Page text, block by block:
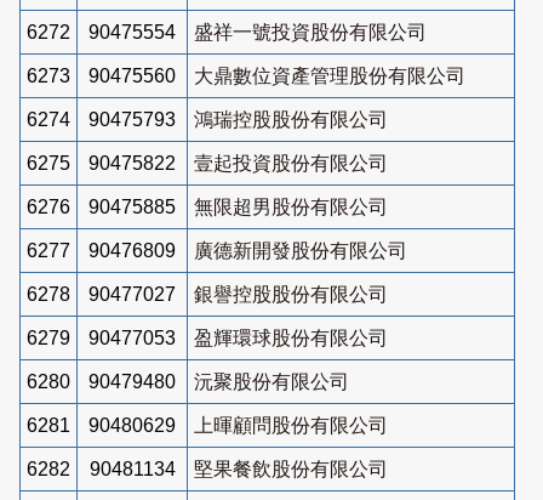
6272 90475554 盛祥一號投資股份有限公司
6273 90475560 大鼎數位資產管理股份有限公司
6274 90475793 鴻瑞控股股份有限公司
6275 90475822 壹起投資股份有限公司
6276 90475885 無限超男股份有限公司
6277 90476809 廣德新開發股份有限公司
6278 90477027 銀譽控股股份有限公司
6279 90477053 盈輝環球股份有限公司
6280 90479480 沅聚股份有限公司
6281 90480629 上暉顧問股份有限公司
6282 90481134 堅果餐飲股份有限公司